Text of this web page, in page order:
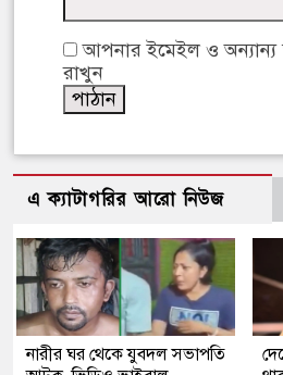
আপনার ইমেইল ও অন্যান্য
রাখুন
এ ক্যাটাগরির আরো নিউজ
নারীর ঘর থেকে যুবদল সভাপতি